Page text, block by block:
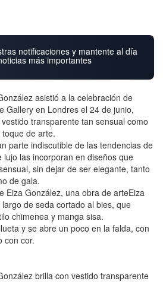
notificaciones y mantente al día
más importantes
asistió a la celebración de
Gallery en Londres el 24 de junio,
transparente tan sensual como
de arte.
parte indiscutible de las tendencias de
lujo las incorporan en diseños que
sin dejar de ser elegante, tanto
de gala.
Eiza González, una obra de arteEiza
de seda cortado al bies, que
chimenea y manga sisa.
y se abre un poco en la falda, con
con cor.
brilla con vestido transparente